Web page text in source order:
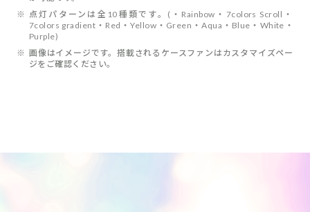
※ 点灯パターンは全10種類です。(・Rainbow・7colors Scroll・
7colors gradient・Red・Yellow・Green・Aqua・Blue・White・
Purple)
※ 画像はイメージです。搭載されるケースファンはカスタマイズペー
ジをご確認ください。